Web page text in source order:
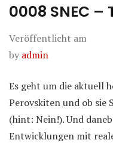
0008 SNEC –
Veröffentlicht am
by admin
Es geht um die aktuell
Perovskiten und ob sie
(hint: Nein!). Und
Entwicklungen mit